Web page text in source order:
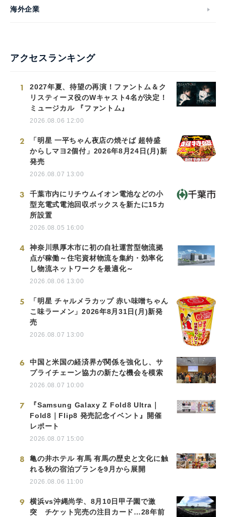
海外企業
アクセスランキング
1
2027年夏、待望の再演！ファントム＆ク
リスティーヌ役のWキャスト4名が決定！
ミュージカル 『ファントム』
2026.08.06 12:00
2
「明星 一平ちゃん夜店の焼そば 超特盛
からしマヨ2個付」2026年8月24日(月)新
発売
2026.08.07 13:00
3
千葉市内にリチウムイオン電池などの小
型充電式電池回収ボックスを新たに15カ
所設置
2026.08.05 16:00
4
神奈川県厚木市に初の自社運営型物流拠
点が稼働～住宅資材物流を集約・効率化
し物流ネットワークを最適化～
2026.08.06 13:00
5
「明星 チャルメラカップ 赤い味噌ちゃん
こ味ラーメン」2026年8月31日(月)新発
売
2026.08.07 13:00
6
中国と米国の経済界が関係を強化し、サ
プライチェーン協力の新たな機会を模索
2026.08.07 10:00
7
『Samsung Galaxy Z Fold8 Ultra｜
Fold8｜Flip8 発売記念イベント』開催
レポート
2026.08.07 15:00
8
亀の井ホテル 有馬 有馬の歴史と文化に触
れる秋の宿泊プランを9月から展開
2026.08.06 11:00
9
横浜vs沖縄尚学、8月10日甲子園で激
突 チケット完売の注目カード…28年前